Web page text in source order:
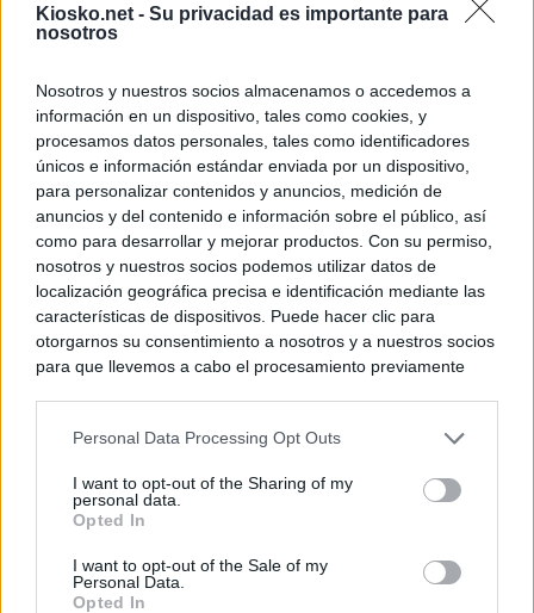
Kiosko.net - Su privacidad es importante para
nosotros
Nosotros y nuestros socios almacenamos o accedemos a
información en un dispositivo, tales como cookies, y
procesamos datos personales, tales como identificadores
únicos e información estándar enviada por un dispositivo,
para personalizar contenidos y anuncios, medición de
anuncios y del contenido e información sobre el público, así
como para desarrollar y mejorar productos. Con su permiso,
nosotros y nuestros socios podemos utilizar datos de
localización geográfica precisa e identificación mediante las
características de dispositivos. Puede hacer clic para
otorgarnos su consentimiento a nosotros y a nuestros socios
para que llevemos a cabo el procesamiento previamente
negar su consentimiento. Tenga en cuenta que algún
de su consentimiento, pero usted tiene el derecho de
rechazar tal procesamiento. Sus preferencias se aplicarán
cualquier momento entrando de nuevo en este sitio web o
visitando nuestra política de privacidad.
Personal Data Processing Opt Outs
I want to opt-out of the Sharing of my
personal data.
Opted In
I want to opt-out of the Sale of my
Personal Data.
Opted In